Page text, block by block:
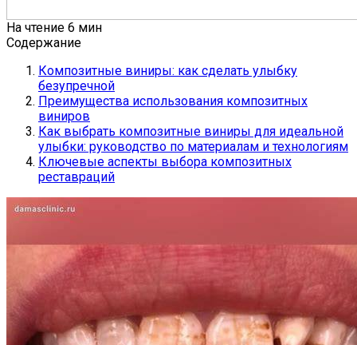
На чтение 6 мин
Содержание
Композитные виниры: как сделать улыбку
безупречной
Преимущества использования композитных
виниров
Как выбрать композитные виниры для идеальной
улыбки: руководство по материалам и технологиям
Ключевые аспекты выбора композитных
реставраций